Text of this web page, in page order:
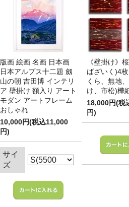
版画 絵画 名画 日本画
日本アルプス十二題 劔
山の朝 吉田博 インテリ
ア 壁掛け 額入り アート
モダン アートフレーム
おしゃれ
10,000円(税込11,000
円)
サイ
ズ
《壁掛け》
ばざいく)4
くら、無地
け、市松)樺
18,000円(税
円)